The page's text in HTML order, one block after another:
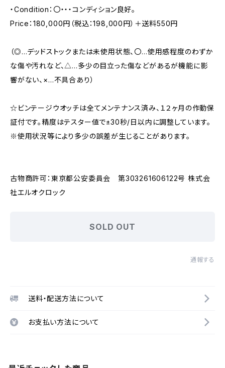
・Condition：〇・・・コンディション良好。
Price：180,000円（税込：198,000円）＋送料550円
（◎…デッドストックまたは未使用状態、〇…使用感程度のわずか
な傷や汚れなど、△…多少の目立った傷などがあるが機能に影
響がない、×…不具合あり）
☆ビンテージウオッチは全てメンテナンス済み、１２ヶ月の作動保
証付です。精度はテスター値で±30秒/日以内に調整しています。
※使用状況等により多少の誤差が生じることがあります。
古物商許可：東京都公安委員会 第303261606122号 株式会
社エルオクロック
SOLD OUT
通報する
送料・配送方法について
お支払い方法について